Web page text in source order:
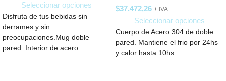
Seleccionar opciones
Disfruta de tus bebidas sin
derrames y sin
preocupaciones.Mug doble
pared. Interior de acero
$37.472,26 + IVA
Seleccionar opciones
Cuerpo de Acero 304 de doble
pared. Mantiene el frio por 24hs
y calor hasta 10hs.